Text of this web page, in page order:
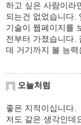
하고 싶은 사람이라
되는건 없었습니다.
기술이 웹페이지를
전부터 가졌습니다.
데 거기까지 볼 능
오늘처럼
좋은 지적이십니다.
저도 같은 생각인데